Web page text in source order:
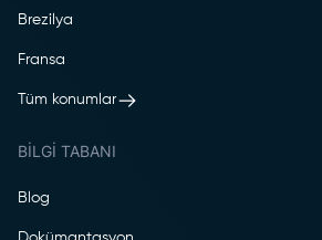
Brezilya
Fransa
Tüm konumlar
BILGI TABANI
Blog